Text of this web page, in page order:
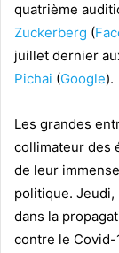
quatrième
Zuckerberg (
juillet dernier
Pichai (Google).
Les grandes
collimateur des
de leur
politique.
dans la
contre le Covid-